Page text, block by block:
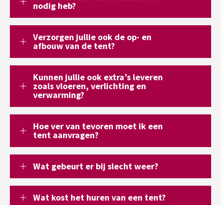
nodig heb?
Verzorgen jullie ook de op- en
afbouw van de tent?
Kunnen jullie ook extra’s leveren
zoals vloeren, verlichting en
verwarming?
Hoe ver van tevoren moet ik een
tent aanvragen?
Wat gebeurt er bij slecht weer?
Wat kost het huren van een tent?